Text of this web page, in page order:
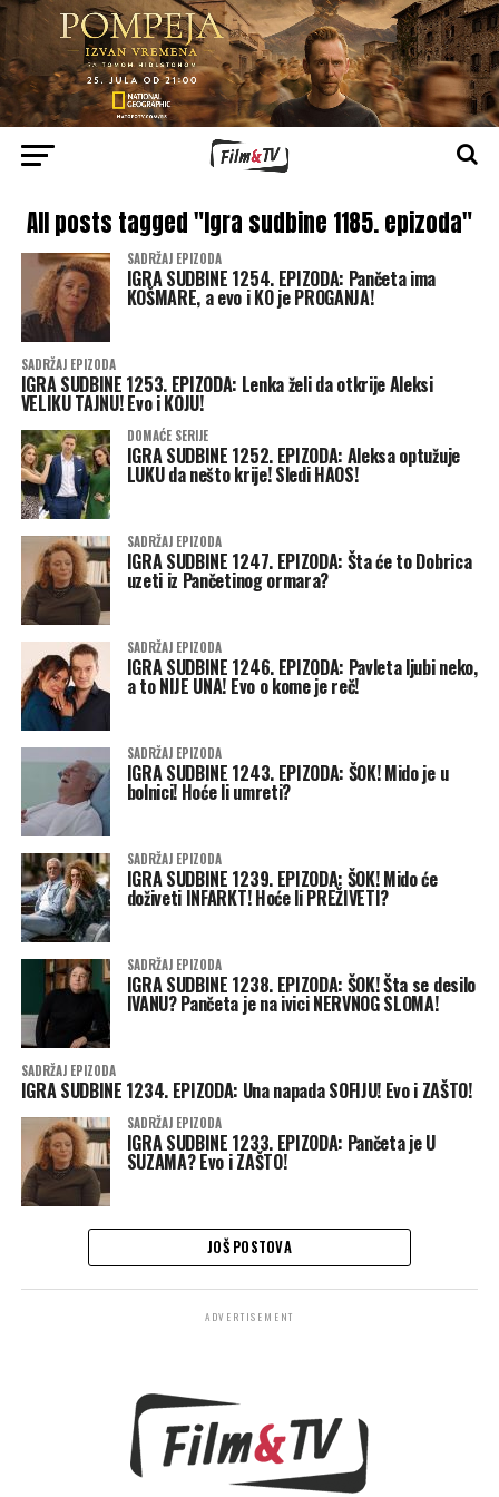
All posts tagged "Igra sudbine 1185. epizoda"
SADRŽAJ EPIZODA
IGRA SUDBINE 1254. EPIZODA: Pančeta ima
KOŠMARE, a evo i KO je PROGANJA!
SADRŽAJ EPIZODA
IGRA SUDBINE 1253. EPIZODA: Lenka želi da otkrije Aleksi
VELIKU TAJNU! Evo i KOJU!
DOMAĆE SERIJE
IGRA SUDBINE 1252. EPIZODA: Aleksa optužuje
LUKU da nešto krije! Sledi HAOS!
SADRŽAJ EPIZODA
IGRA SUDBINE 1247. EPIZODA: Šta će to Dobrica
uzeti iz Pančetinog ormara?
SADRŽAJ EPIZODA
IGRA SUDBINE 1246. EPIZODA: Pavleta ljubi neko,
a to NIJE UNA! Evo o kome je reč!
SADRŽAJ EPIZODA
IGRA SUDBINE 1243. EPIZODA: ŠOK! Mido je u
bolnici! Hoće li umreti?
SADRŽAJ EPIZODA
IGRA SUDBINE 1239. EPIZODA: ŠOK! Mido će
doživeti INFARKT! Hoće li PREŽIVETI?
SADRŽAJ EPIZODA
IGRA SUDBINE 1238. EPIZODA: ŠOK! Šta se desilo
IVANU? Pančeta je na ivici NERVNOG SLOMA!
SADRŽAJ EPIZODA
IGRA SUDBINE 1234. EPIZODA: Una napada SOFIJU! Evo i ZAŠTO!
SADRŽAJ EPIZODA
IGRA SUDBINE 1233. EPIZODA: Pančeta je U
SUZAMA? Evo i ZAŠTO!
JOŠ POSTOVA
ADVERTISEMENT